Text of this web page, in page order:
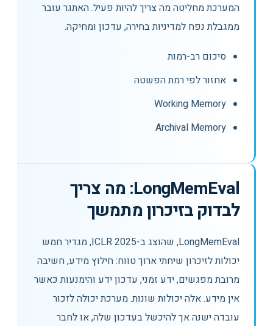
המערכת מחליטה מה צריך להיות פעיל. האתגר עובר
ממגבלת נפח למדיניות בחירה, עדכון ומחיקה.
סיכום רב-רמות
אחזור לפי רמת הפשטה
Working Memory
Archival Memory
LongMemEval: מה צריך
לבדוק בזיכרון מתמשך
LongMemEval, שהוצג ב-ICLR 2025, מגדיר חמש
יכולות לזיכרון שיחתי ארוך טווח: חילוץ מידע, חשיבה
מרובת מפגשים, ידע זמני, עדכון ידע והימנעות כאשר
אין מידע. אלה יכולות שונות. מערכת יכולה לזכור
עובדה ישנה אך להיכשל בעדכון שלה, או לחבר